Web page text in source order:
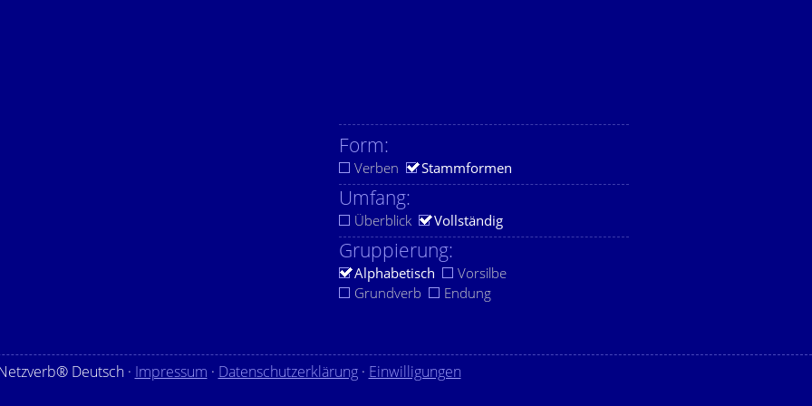
Form:
Verben Stammformen
Umfang:
Überblick Vollständig
Gruppierung:
Alphabetisch
Vorsilbe
Grundverb
Endung
Deutsch · Impressum · Datenschutzerklärung· Einwilligungen